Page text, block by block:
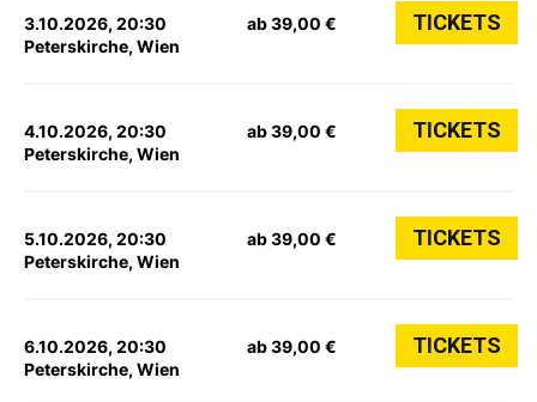
3.10.2026, 20:30
Peterskirche, Wien
ab 39,00 € TICKETS
4.10.2026, 20:30
Peterskirche, Wien
ab 39,00 € TICKETS
5.10.2026, 20:30
Peterskirche, Wien
ab 39,00 € TICKETS
6.10.2026, 20:30
Peterskirche, Wien
ab 39,00 € TICKETS